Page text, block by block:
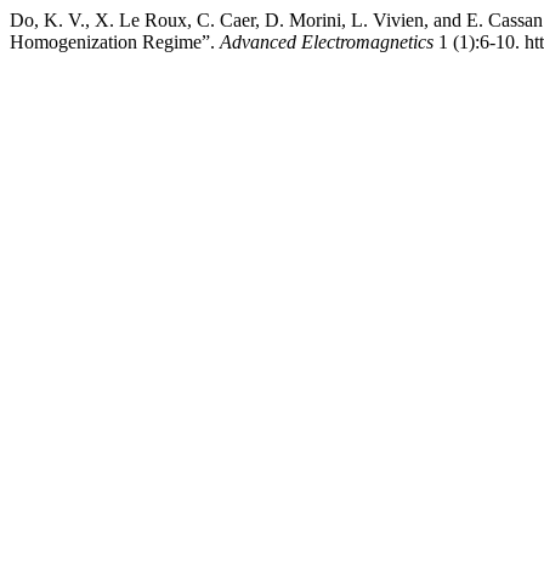
Do, K. V., X. Le Roux, C. Caer, D. Morini, L. Vivien, and E.
Homogenization Regime”. Advanced Electromagnetics 1 (1):6-10.